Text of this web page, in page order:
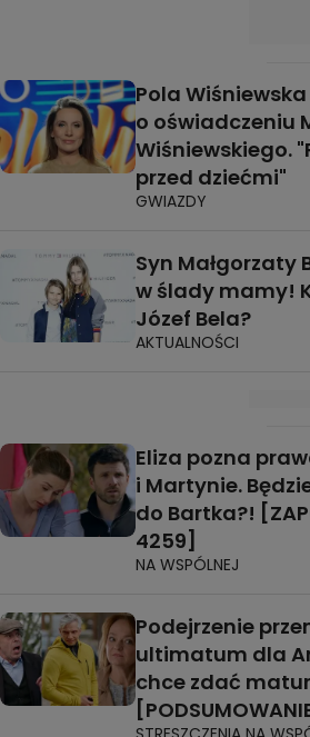
Pola
o oświadczeniu
Wiśniewskiego.
przed dziećmi"
GWIAZDY
Syn Małgorzaty
w ślady mamy!
Józef Bela?
AKTUALNOŚCI
Eliza pozna
i Martynie.
do Bartka?!
4259]
NA WSPÓLNEJ
Podejrzenie
ultimatum dla
chce zdać